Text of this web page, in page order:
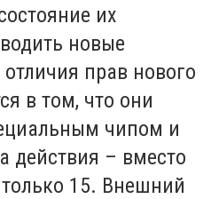
их
новые
прав нового
в том, что они
чипом и
действия – вместо
только 15. Внешний